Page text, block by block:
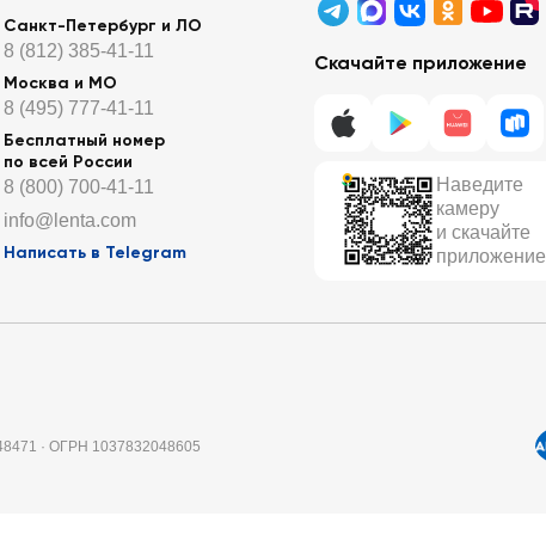
Санкт-Петербург и ЛО
8 (812) 385-41-11
Москва и МО
8 (495) 777-41-11
Бесплатный номер
по всей России
8 (800) 700-41-11
info@lenta.com
Написать в Telegram
Скачайте приложение
Наведите
камеру
и скачайте
приложение
· ОГРН 1037832048605